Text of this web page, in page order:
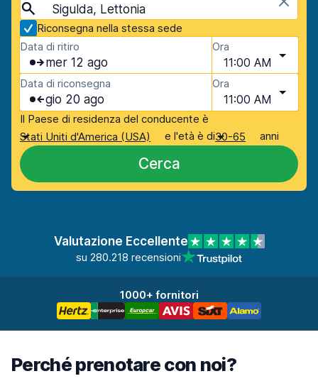
Sigulda, Lettonia
Riconsegna nella stessa sede
Data di ritiro
mer 12 ago
Ora
11:00 AM
Data di riconsegna
gio 20 ago
Ora
11:00 AM
Il Paese di residenza del conducente è
Stati Uniti d'America (USA)
e l'età è di30-65 anni
Cerca
Valutazione Eccellente
su 280.218 recensioni
1000+ fornitori
Perché prenotare con noi?